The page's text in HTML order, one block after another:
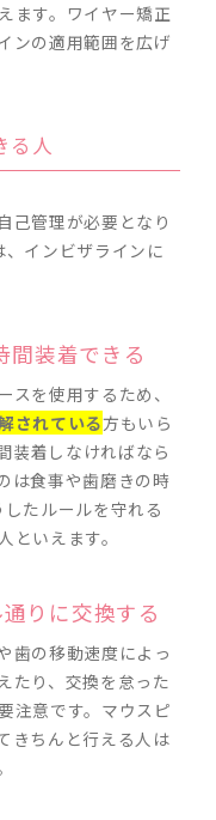
ます。ワイヤー矯正
ンの適用範囲を広げ
る人
己管理が必要となり
インビザラインに
間装着できる
を使用するため、
されている方もいら
装着しなければなら
は食事や歯磨きの時
たルールを守れる
いえます。
りに交換する
歯の移動速度によっ
たり、交換を怠った
注意です。マウスピ
きちんと行える人は